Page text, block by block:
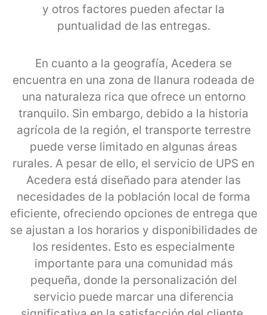
y otros factores pueden afectar la
puntualidad de las entregas.
En cuanto a la geografía, Acedera se
encuentra en una zona de llanura rodeada de
una naturaleza rica que ofrece un entorno
tranquilo. Sin embargo, debido a la historia
agrícola de la región, el transporte terrestre
puede verse limitado en algunas áreas
rurales. A pesar de ello, el servicio de UPS en
Acedera está diseñado para atender las
necesidades de la población local de forma
eficiente, ofreciendo opciones de entrega que
se ajustan a los horarios y disponibilidades de
los residentes. Esto es especialmente
importante para una comunidad más
pequeña, donde la personalización del
servicio puede marcar una diferencia